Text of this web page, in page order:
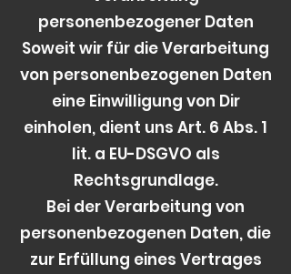
personenbezogener Daten
Soweit wir für die Verarbeitung
von personenbezogenen Daten
eine Einwilligung von Dir
einholen, dient uns Art. 6 Abs. 1
lit. a EU-DSGVO als
Rechtsgrundlage.
Bei der Verarbeitung von
personenbezogenen Daten, die
zur Erfüllung eines Vertrages